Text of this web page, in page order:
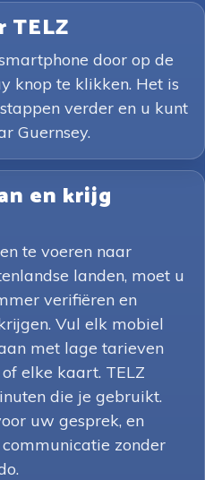
TELZ
door op de
knop te klikken. Het is
verder en u kunt
Guernsey.
en krijg
te voeren naar
landen, moet u
verifiëren en
Vul elk mobiel
met lage tarieven
elke kaart. TELZ
die je gebruikt.
uw gesprek, en
zonder